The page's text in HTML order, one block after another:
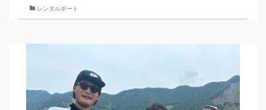
レンタルボート